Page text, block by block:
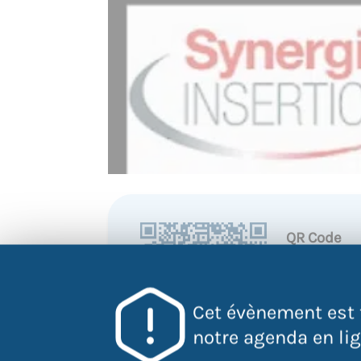
Cet évènement
notre agenda en
QR Code
directement
votre mobile.